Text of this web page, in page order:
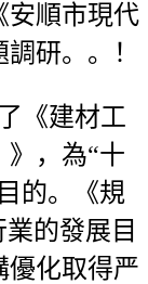
安順市現代
研。。！
《建材工
》，為“十
的。《規
的發展目
優化取得严